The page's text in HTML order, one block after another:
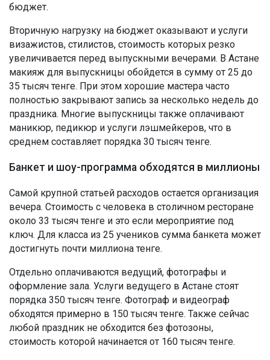
бюджет.
Вторичную нагрузку на бюджет оказывают и услуги
визажистов, стилистов, стоимость которых резко
увеличивается перед выпускными вечерами. В Астане
макияж для выпускницы обойдется в сумму от 25 до
35 тысяч тенге. При этом хорошие мастера часто
полностью закрывают запись за несколько недель до
праздника. Многие выпускницы также оплачивают
маникюр, педикюр и услуги лэшмейкеров, что в
среднем составляет порядка 30 тысяч тенге.
Банкет и шоу-программа обходятся в миллионы
Самой крупной статьей расходов остается организация
вечера. Стоимость с человека в столичном ресторане
около 33 тысяч тенге и это если мероприятие под
ключ. Для класса из 25 учеников сумма банкета может
достигнуть почти миллиона тенге.
Отдельно оплачиваются ведущий, фотографы и
оформление зала. Услуги ведущего в Астане стоят
порядка 350 тысяч тенге. Фотограф и видеограф
обходятся примерно в 150 тысяч тенге. Также сейчас
любой праздник не обходится без фотозоны,
стоимость которой начинается от 160 тысяч тенге.